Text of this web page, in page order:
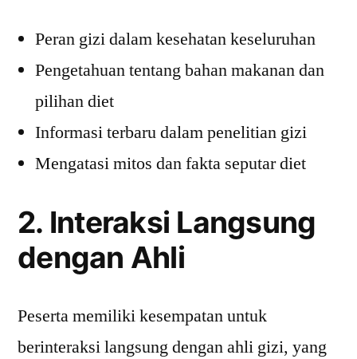
Peran gizi dalam kesehatan keseluruhan
Pengetahuan tentang bahan makanan dan
pilihan diet
Informasi terbaru dalam penelitian gizi
Mengatasi mitos dan fakta seputar diet
2. Interaksi Langsung
dengan Ahli
Peserta memiliki kesempatan untuk
berinteraksi langsung dengan ahli gizi, yang